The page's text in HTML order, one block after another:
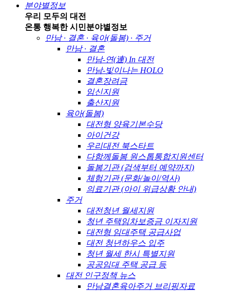
분야별정보
우리 모두의 대전
온통 행복한 시민분야별정보
만남 · 결혼 · 육아(돌봄) · 주거
만남 · 결혼
만남-연(連) In 대전
만남-빛이나는 HOLO
결혼장려금
임신지원
출산지원
육아(돌봄)
대전형 양육기본수당
아이건강
우리대전 북스타트
다함께돌봄 원스톱통합지원센터
돌봄기관 (검색부터 예약까지)
체험기관 (문화/놀이/역사)
의료기관 (아이 위급상황 안내)
주거
대전청년 월세지원
청년 주택임차보증금 이자지원
대전형 임대주택 공급사업
대전 청년하우스 입주
청년 월세 한시 특별지원
공공임대 주택 공급 등
대전 인구정책 뉴스
만남결혼육아주거 브리핑자료